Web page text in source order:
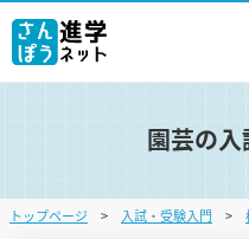
ログイン
・登録
学校を探す
園芸の
トップページ 入試・受験入門